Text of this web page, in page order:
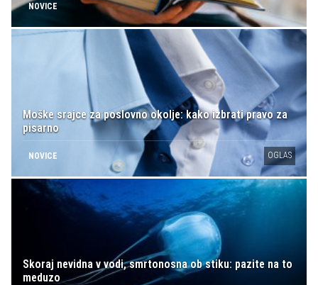
NOVICE
Moške srajce za poslovno okolje: kako izbrati pravo za
pisarno
NOVICE OGLAS
Skoraj nevidna v vodi, smrtonosna ob stiku: pazite na to
meduzo